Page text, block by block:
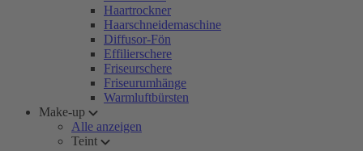
Haartrockner
Haarschneidemaschine
Diffusor-Fön
Effilierschere
Friseurschere
Friseurumhänge
Warmluftbürsten
Make-up
Alle anzeigen
Teint